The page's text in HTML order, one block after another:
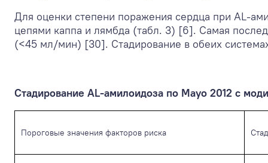
Для оценки степени поражения сердца при AL-
цепями каппа и лямбда (табл. 3) [6]. Самая
(<45 мл/мин) [30]. Стадирование в обеих
Стадирование AL-амилоидоза по Mayo 2012 с
Пороговые значения факторов риска